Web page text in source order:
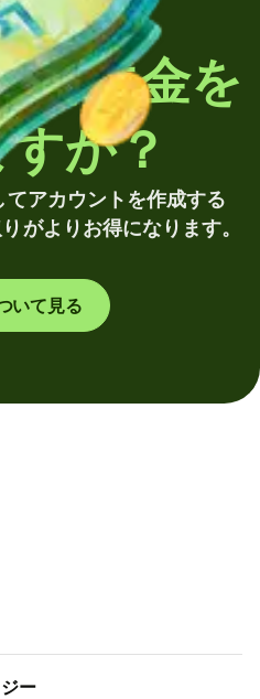
外送金を
か？
アカウントを作成する
がよりお得になります。
いて見る
ー